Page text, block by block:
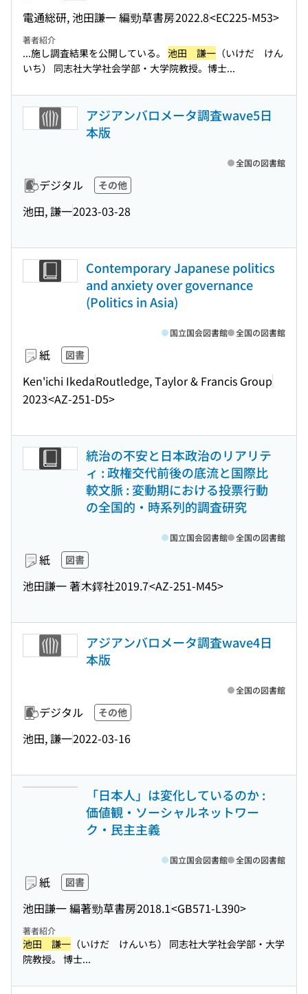
電通総研, 池田謙一 編勁草書房2022.8<EC225-M53>
著者紹介
...施し調査結果を公開している。 池田 謙一 （いけだ けん
いち） 同志社大学社会学部・大学院教授。博士...
アジアンバロメータ調査wave5日
本版
デジタル その他
池田, 謙一2023-03-28
全国の図書館
Contemporary Japanese politics
and anxiety over governance
(Politics in Asia)
紙 図書
Ken'ichi IkedaRoutledge, Taylor & Francis Group
2023<AZ-251-D5>
国立国会図書館 全国の図書館
統治の不安と日本政治のリアリテ
ィ : 政権交代前後の底流と国際比
較文脈 : 変動期における投票行動
の全国的・時系列的調査研究
紙 図書
池田謙一 著木鐸社2019.7<AZ-251-M45>
国立国会図書館 全国の図書館
アジアンバロメータ調査wave4日
本版
デジタル その他
池田, 謙一2022-03-16
全国の図書館
「日本人」は変化しているのか :
価値観・ソーシャルネットワー
ク・民主主義
紙 図書
池田謙一 編著勁草書房2018.1<GB571-L390>
国立国会図書館 全国の図書館
著者紹介
池田 謙一 （いけだ けんいち） 同志社大学社会学部・大学
院教授。 博士...